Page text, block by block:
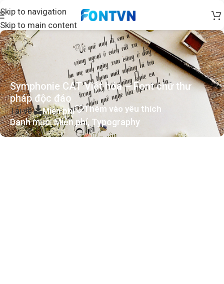
Skip to navigation
Skip to main content
Symphonie CAT Việt hóa – Font chữ thư
pháp độc đáo
Tải về Miễn phí Thêm vào yêu thích
Danh mục:Miễn phí, Typography